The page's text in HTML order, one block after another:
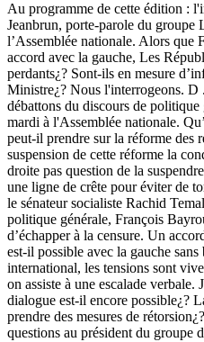
Au programme de cette édition :
Jeanbrun, porte-parole du groupe
l’Assemblée nationale. Alors que
accord avec la gauche, Les
perdants¿? Sont-ils en mesure
Ministre¿? Nous l'interrogeons. D
débattons du discours de
mardi à l'Assemblée nationale.
peut-il prendre sur la réforme des
suspension de cette réforme la
droite pas question de la
une ligne de crête pour éviter de
le sénateur socialiste Rachid
politique générale, François
d’échapper à la censure. Un
est-il possible avec la gauche
international, les tensions sont
on assiste à une escalade verbale.
dialogue est-il encore possible¿?
prendre des mesures de
questions au président du groupe